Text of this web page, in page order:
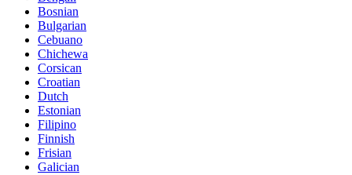
Bosnian
Bulgarian
Cebuano
Chichewa
Corsican
Croatian
Dutch
Estonian
Filipino
Finnish
Frisian
Galician